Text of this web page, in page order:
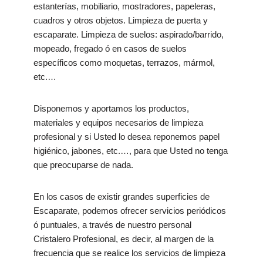
estanterías, mobiliario, mostradores, papeleras,
cuadros y otros objetos. Limpieza de puerta y
escaparate. Limpieza de suelos: aspirado/barrido,
mopeado, fregado ó en casos de suelos
específicos como moquetas, terrazos, mármol,
etc.…
Disponemos y aportamos los productos,
materiales y equipos necesarios de limpieza
profesional y si Usted lo desea reponemos papel
higiénico, jabones, etc.…, para que Usted no tenga
que preocuparse de nada.
En los casos de existir grandes superficies de
Escaparate, podemos ofrecer servicios periódicos
ó puntuales, a través de nuestro personal
Cristalero Profesional, es decir, al margen de la
frecuencia que se realice los servicios de limpieza